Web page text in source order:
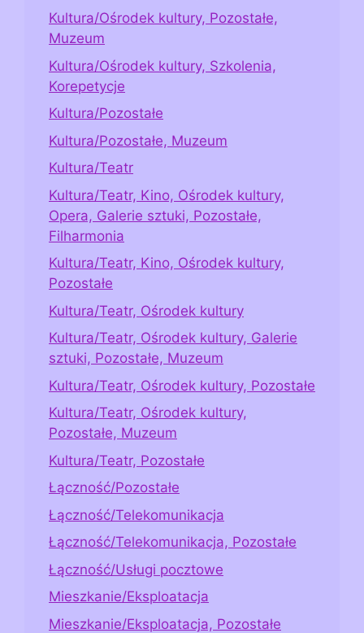
Kultura/Ośrodek kultury, Pozostałe,
Muzeum
Kultura/Ośrodek kultury, Szkolenia,
Korepetycje
Kultura/Pozostałe
Kultura/Pozostałe, Muzeum
Kultura/Teatr
Kultura/Teatr, Kino, Ośrodek kultury,
Opera, Galerie sztuki, Pozostałe,
Filharmonia
Kultura/Teatr, Kino, Ośrodek kultury,
Pozostałe
Kultura/Teatr, Ośrodek kultury
Kultura/Teatr, Ośrodek kultury, Galerie
sztuki, Pozostałe, Muzeum
Kultura/Teatr, Ośrodek kultury, Pozostałe
Kultura/Teatr, Ośrodek kultury,
Pozostałe, Muzeum
Kultura/Teatr, Pozostałe
Łączność/Pozostałe
Łączność/Telekomunikacja
Łączność/Telekomunikacja, Pozostałe
Łączność/Usługi pocztowe
Mieszkanie/Eksploatacja
Mieszkanie/Eksploatacja, Pozostałe